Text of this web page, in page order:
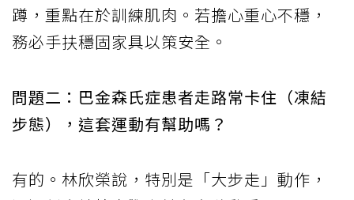
蹲，重點在於訓練肌肉。若擔心重心不穩，
務必手扶穩固家具以策安全。
問題二：巴金森氏症患者走路常卡住（凍結
步態），這套運動有幫助嗎？
有的。林欣榮說，特別是「大步走」動作，